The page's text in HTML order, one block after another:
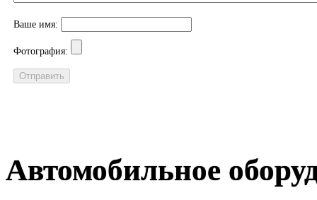
Ваше имя:
Фотография:
Автомобильное